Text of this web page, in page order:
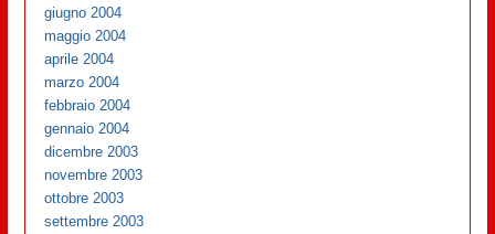
giugno 2004
maggio 2004
aprile 2004
marzo 2004
febbraio 2004
gennaio 2004
dicembre 2003
novembre 2003
ottobre 2003
settembre 2003